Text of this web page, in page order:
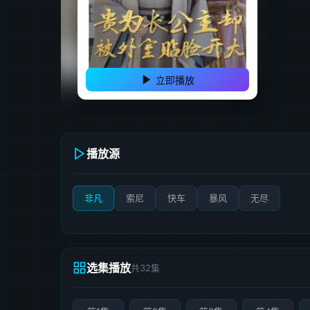
立即播放
播放源
非凡 索尼 快车 暴风 无尽
选集播放共32集